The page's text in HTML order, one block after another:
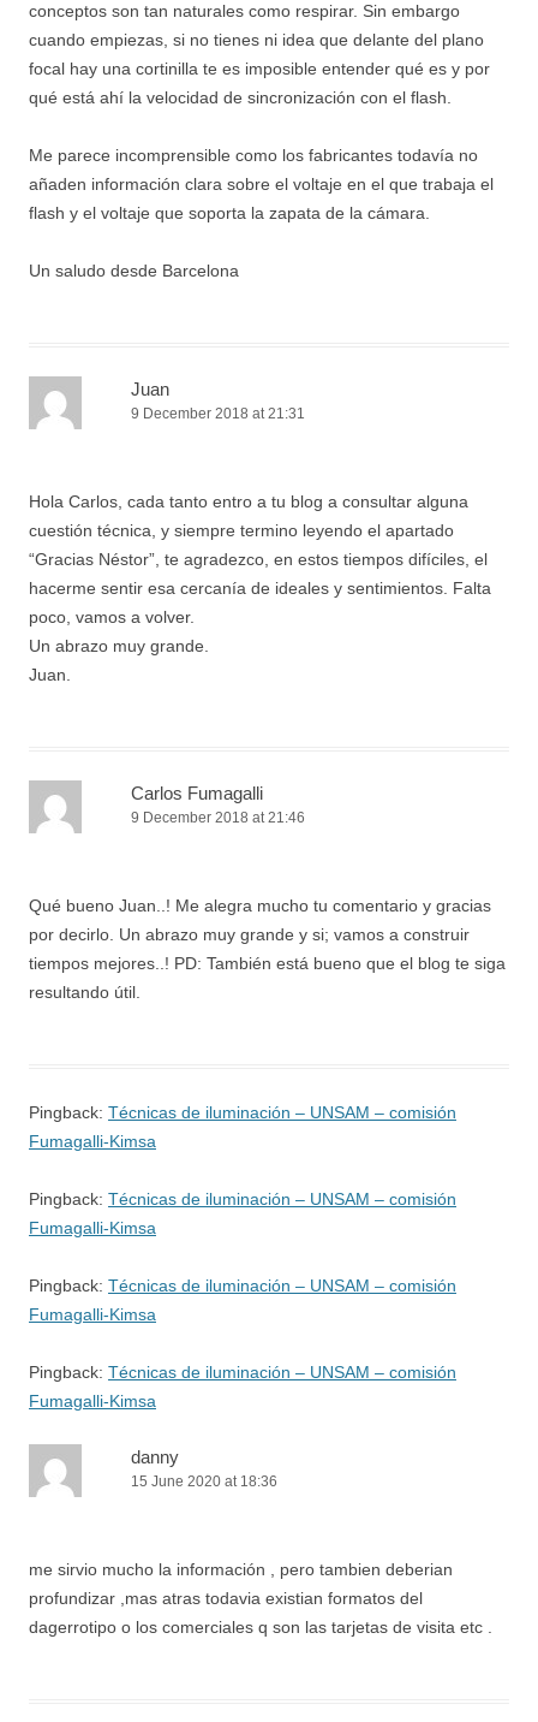
conceptos son tan naturales como respirar. Sin embargo
cuando empiezas, si no tienes ni idea que delante del plano
focal hay una cortinilla te es imposible entender qué es y por
qué está ahí la velocidad de sincronización con el flash.
Me parece incomprensible como los fabricantes todavía no
añaden información clara sobre el voltaje en el que trabaja el
flash y el voltaje que soporta la zapata de la cámara.
Un saludo desde Barcelona
Juan
9 December 2018 at 21:31
Hola Carlos, cada tanto entro a tu blog a consultar alguna
cuestión técnica, y siempre termino leyendo el apartado
“Gracias Néstor”, te agradezco, en estos tiempos difíciles, el
hacerme sentir esa cercanía de ideales y sentimientos. Falta
poco, vamos a volver.
Un abrazo muy grande.
Juan.
Carlos Fumagalli
9 December 2018 at 21:46
Qué bueno Juan..! Me alegra mucho tu comentario y gracias
por decirlo. Un abrazo muy grande y si; vamos a construir
tiempos mejores..! PD: También está bueno que el blog te siga
resultando útil.
Pingback: Técnicas de iluminación – UNSAM – comisión
Fumagalli-Kimsa
Pingback: Técnicas de iluminación – UNSAM – comisión
Fumagalli-Kimsa
Pingback: Técnicas de iluminación – UNSAM – comisión
Fumagalli-Kimsa
Pingback: Técnicas de iluminación – UNSAM – comisión
Fumagalli-Kimsa
danny
15 June 2020 at 18:36
me sirvio mucho la información , pero tambien deberian
profundizar ,mas atras todavia existian formatos del
dagerrotipo o los comerciales q son las tarjetas de visita etc .